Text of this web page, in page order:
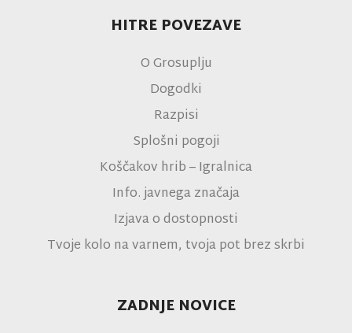
HITRE POVEZAVE
O Grosuplju
Dogodki
Razpisi
Splošni pogoji
Koščakov hrib – Igralnica
Info. javnega značaja
Izjava o dostopnosti
Tvoje kolo na varnem, tvoja pot brez skrbi
ZADNJE NOVICE